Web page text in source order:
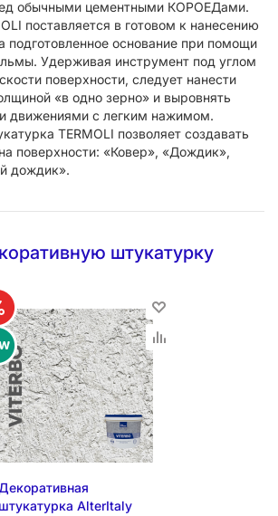
обычными цементными КОРОЕДами.
поставляется в готовом к нанесению
подготовленное основание при помощи
Удерживая инструмент под углом
поверхности, следует нанести
«в одно зерно» и выровнять
движениями с легким нажимом.
TERMOLI позволяет создавать
поверхности: «Ковер», «Дождик»,
дождик».
штукатурку
штукатурка AlterItaly